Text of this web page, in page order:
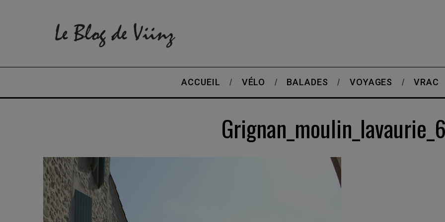
ACCUEIL VÉLO BALADES VOYAGES VRAC